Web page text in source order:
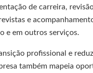
de carreira,
e
e em outros serviços.
profissional e
também mapeia